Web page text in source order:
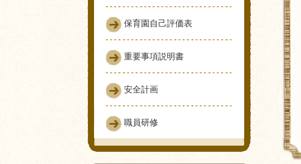
保育園自己評価表
重要事項説明書
安全計画
職員研修